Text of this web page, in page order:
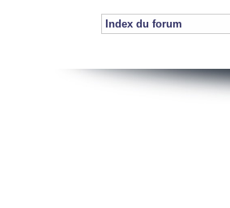
Index du forum